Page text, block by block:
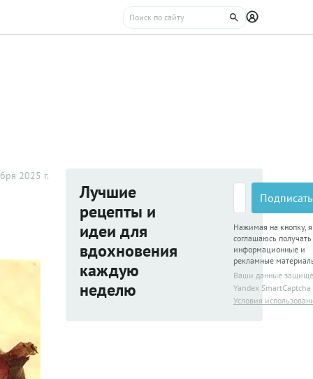
2025 г.
Лучшие
рецепты и
идеи для
вдохновения
каждую
неделю
Нажимая на кнопку, я
соглашаюсь получать
информационные и
рекламные
Ваши данные
Yandex SmartCaptcha
Условия